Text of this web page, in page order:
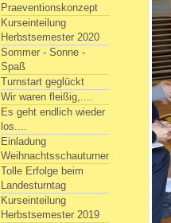
Praeventionskonzept
Kurseinteilung
Herbstsemester 2020
Sommer - Sonne -
Spaß
Turnstart geglückt
Wir waren fleißig,....
Es geht endlich wieder
los....
Einladung
Weihnachtsschauturnen
Tolle Erfolge beim
Landesturntag
Kurseinteilung
Herbstsemester 2019